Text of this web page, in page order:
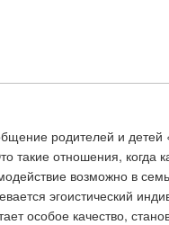
родителей и
такие отношения, когда
возможно в
эгоистический
особое качество,